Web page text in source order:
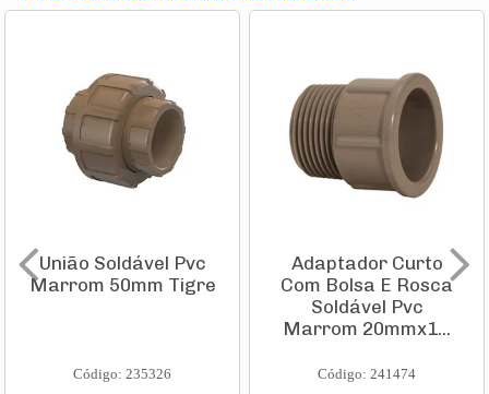
União Soldável Pvc
Marrom 50mm Tigre
Código: 235326
Adaptador Curto
Com Bolsa E Rosca
Soldável Pvc
Marrom 20mmx1...
Código: 241474